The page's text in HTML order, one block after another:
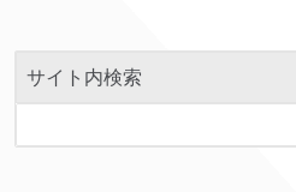
サイト内検索